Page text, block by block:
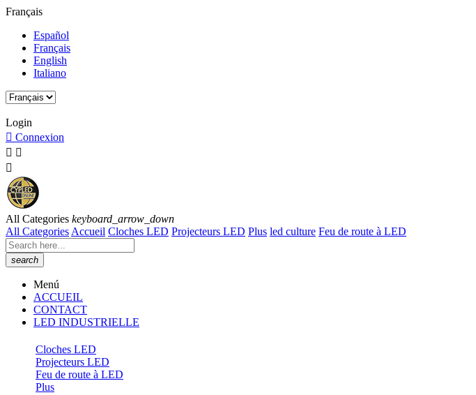
Français
Español
Français
English
Italiano
Login
 Connexion
 

All Categories keyboard_arrow_down
All Categories Accueil Cloches LED Projecteurs LED Plus led culture Feu de route à LED
search
Menú
ACCUEIL
CONTACT
LED INDUSTRIELLE
Cloches LED
Projecteurs LED
Feu de route à LED
Plus